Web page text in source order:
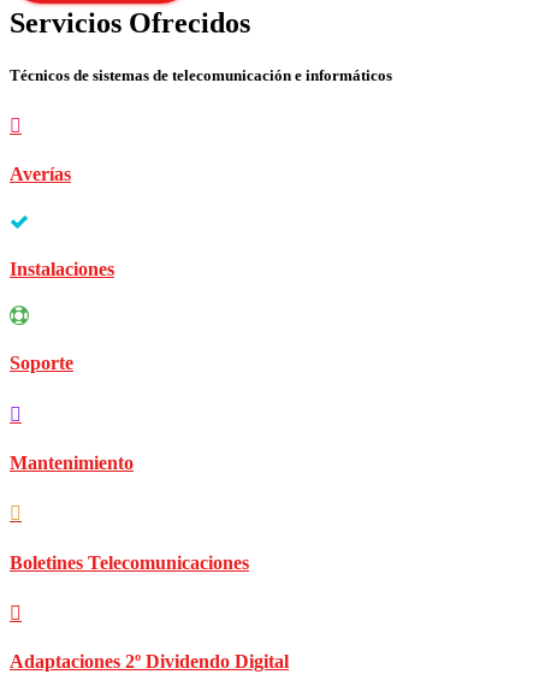
Servicios Ofrecidos
Técnicos de sistemas de telecomunicación e informáticos
Averías
Instalaciones
Soporte
Mantenimiento
Boletines Telecomunicaciones
Adaptaciones 2º Dividendo Digital